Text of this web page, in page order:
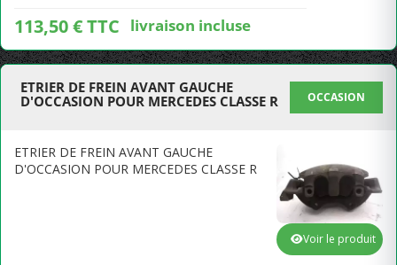
113,50 € TTC livraison incluse
ETRIER DE FREIN AVANT GAUCHE
D'OCCASION POUR MERCEDES CLASSE R
OCCASION
ETRIER DE FREIN AVANT GAUCHE
D'OCCASION POUR MERCEDES CLASSE R
Voir le produit